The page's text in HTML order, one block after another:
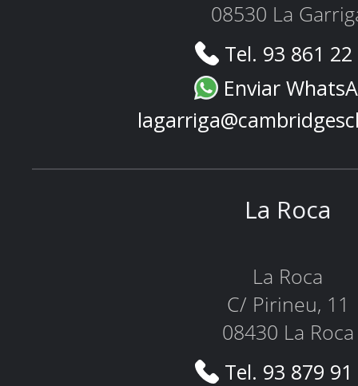
08530 La
Tel. 93 861
Enviar
La Roca
La Roca
C/ Pirineu, 11
08430 La Roca
Tel. 93 879